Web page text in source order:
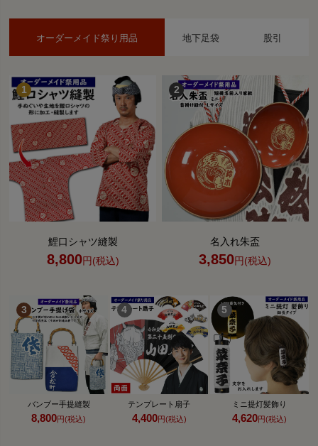
オーダーメイド祭り用品 地下足袋 股引
鯉口シャツ縫製
8,800円(税込)
名入れ朱盃
3,850円(税込)
バンブー手提縫製
8,800円(税込)
テンプレート扇子
4,400円(税込)
ミニ提灯髪飾り
4,620円(税込)